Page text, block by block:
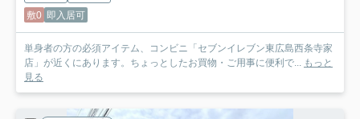
敷0 即入居可
単身者の方の必須アイテム、コンビニ「セブンイレブン東広島西条寺家
店」が近くにあります。ちょっとしたお買物・ご用事に便利で... もっと
見る